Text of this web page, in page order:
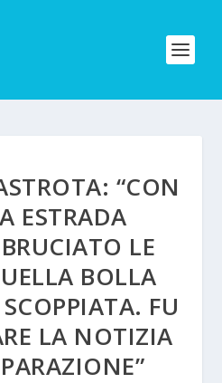
“CON
ESTRADA
LE
BOLLA
FU
LA NOTIZIA